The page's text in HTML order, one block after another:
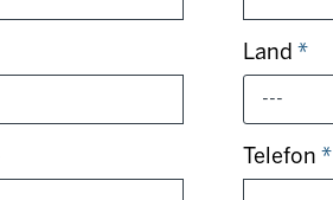
Land*
---
Telefon*